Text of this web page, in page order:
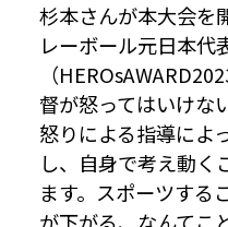
杉本さんが本大会を
レーボール元日本代
（
督が怒ってはいけな
怒りによる指導によ
し、自身で考え動く
ます。スポーツする